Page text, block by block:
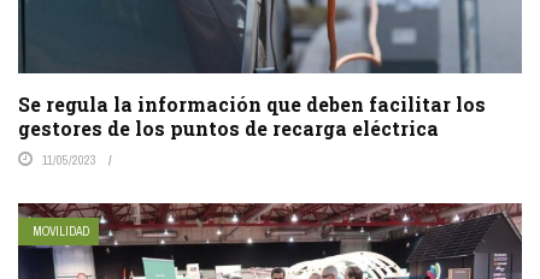
Se regula la información que deben facilitar los
gestores de los puntos de recarga eléctrica
11/05/2023
MOVILIDAD